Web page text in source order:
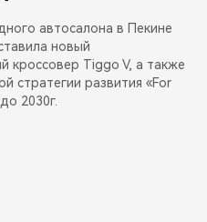
автосалона в Пекине
новый
кроссовер Tiggo V, а также
стратегии развития «For
2030г.